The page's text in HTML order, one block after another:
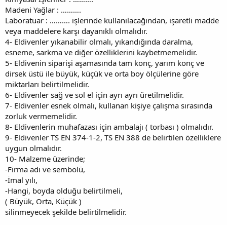
Madeni Yağlar : ……….
Laboratuar : ………. işlerinde kullanılacağından, işaretli madde
veya maddelere karşı dayanıklı olmalıdır.
4- Eldivenler yıkanabilir olmalı, yıkandığında daralma,
esneme, sarkma ve diğer özelliklerini kaybetmemelidir.
5- Eldivenin siparişi aşamasında tam konç, yarım konç ve
dirsek üstü ile büyük, küçük ve orta boy ölçülerine göre
miktarları belirtilmelidir.
6- Eldivenler sağ ve sol el için ayrı ayrı üretilmelidir.
7- Eldivenler esnek olmalı, kullanan kişiye çalışma sırasında
zorluk vermemelidir.
8- Eldivenlerin muhafazası için ambalajı ( torbası ) olmalıdır.
9- Eldivenler TS EN 374-1-2, TS EN 388 de belirtilen özelliklere
uygun olmalıdır.
10- Malzeme üzerinde;
-Firma adı ve sembolü,
-İmal yılı,
-Hangi, boyda olduğu belirtilmeli,
( Büyük, Orta, Küçük )
silinmeyecek şekilde belirtilmelidir.